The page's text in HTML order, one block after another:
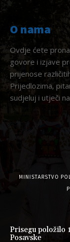
O nama
Ovdje ćete
govore i izjave
prijenose
Prijedlozima,
sudjeluj i utječi
MINISTARSTVO
Prisegu položilo
Posavske